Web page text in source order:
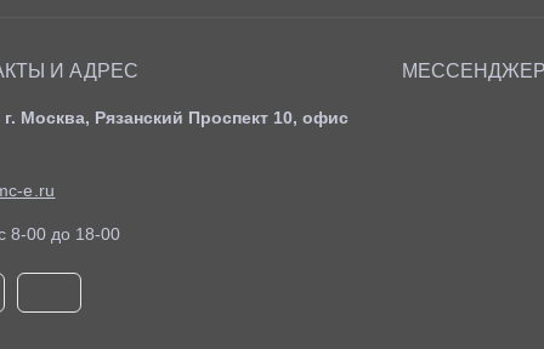
И АДРЕС
Москва, Рязанский Проспект 10, офис
e.ru
8-00 до 18-00